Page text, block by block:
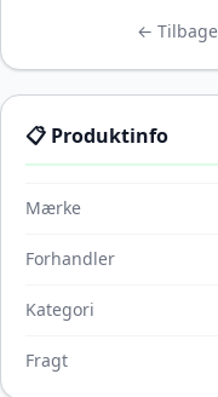
←
📋 Produktinfo
Mærke
Forhandler
Kategori
Fragt